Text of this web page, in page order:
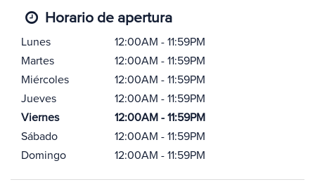
Horario de apertura
Lunes
12:00AM - 11:59PM
Martes
12:00AM - 11:59PM
Miércoles
12:00AM - 11:59PM
Jueves
12:00AM - 11:59PM
Viernes
12:00AM - 11:59PM
Sábado
12:00AM - 11:59PM
Domingo
12:00AM - 11:59PM